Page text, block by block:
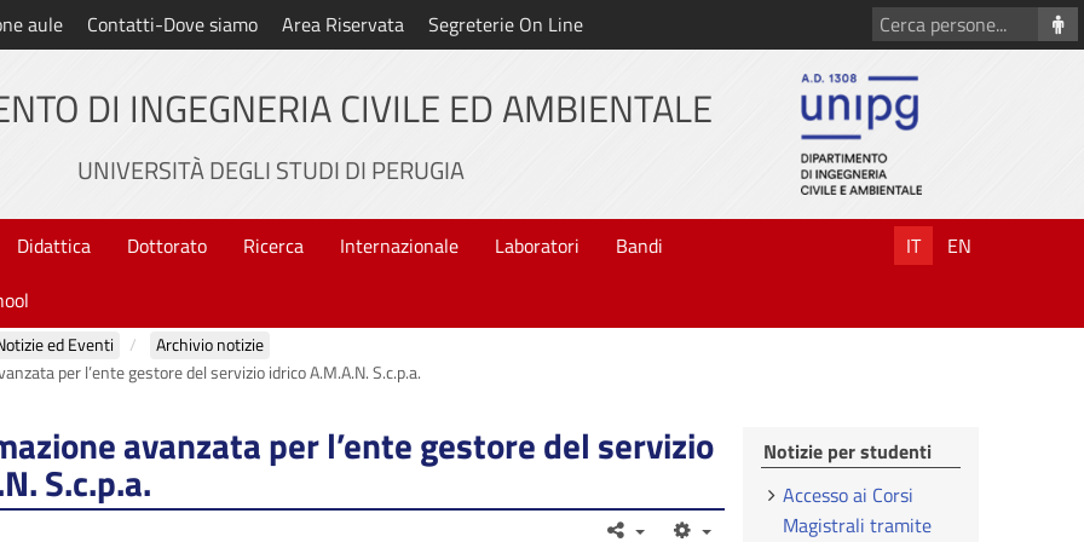
aule Contatti-Dove siamo Area Riservata Segreterie On Line
Cerca
persone
DI INGEGNERIA CIVILE ED AMBIENTALE
UNIVERSITÀ DEGLI STUDI DI PERUGIA
Didattica Dottorato Ricerca Internazionale Laboratori
Bandi
IT EN
ed Eventi
Archivio notizie
per l’ente gestore del servizio idrico A.M.A.N. S.c.p.a.
avanzata per l’ente gestore del servizio
S.c.p.a.
Notizie per studenti
Accesso ai Corsi
Magistrali tramite